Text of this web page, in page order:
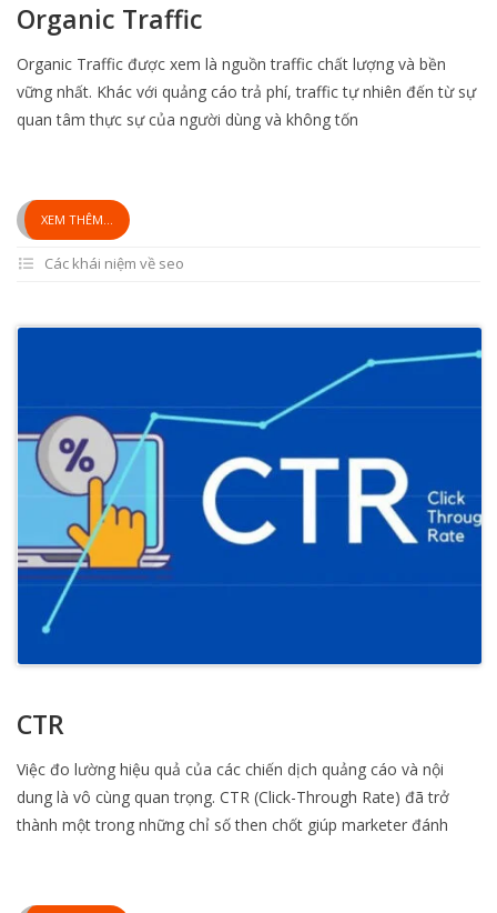
Organic Traffic
Organic Traffic được xem là nguồn traffic chất lượng và bền
vững nhất. Khác với quảng cáo trả phí, traffic tự nhiên đến từ sự
quan tâm thực sự của người dùng và không tốn
XEM THÊM...
Các khái niệm về seo
CTR
Việc đo lường hiệu quả của các chiến dịch quảng cáo và nội
dung là vô cùng quan trọng. CTR (Click-Through Rate) đã trở
thành một trong những chỉ số then chốt giúp marketer đánh